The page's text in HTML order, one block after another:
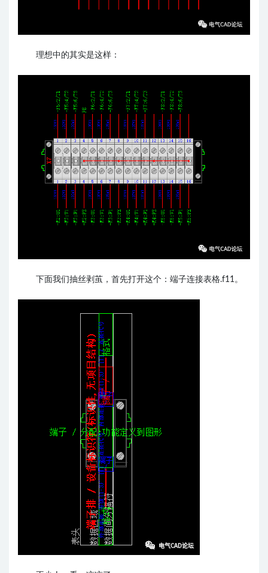
理想中的其实是这样：
下面我们抽丝剥茧，首先打开这个：端子连接表格.f11。